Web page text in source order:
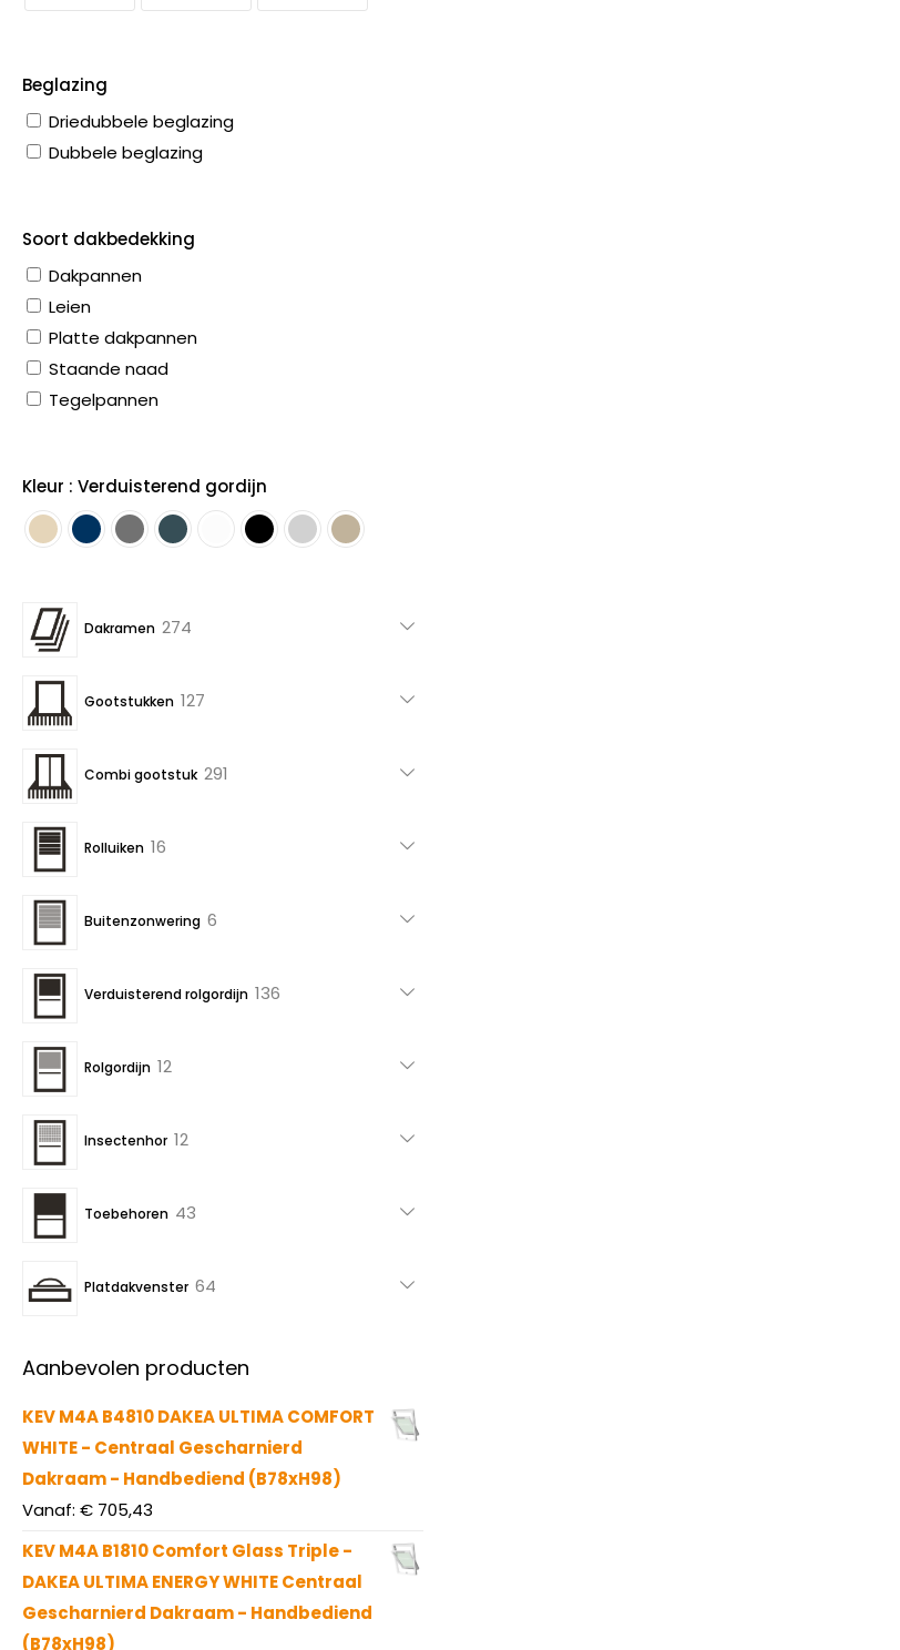
Beglazing
Driedubbele beglazing
Dubbele beglazing
Soort dakbedekking
Dakpannen
Leien
Platte dakpannen
Staande naad
Tegelpannen
Kleur : Verduisterend gordijn
Dakramen 274
Gootstukken 127
Combi gootstuk 291
Rolluiken 16
Buitenzonwering 6
Verduisterend rolgordijn 136
Rolgordijn 12
Insectenhor 12
Toebehoren 43
Platdakvenster 64
Aanbevolen producten
KEV M4A B4810 DAKEA ULTIMA COMFORT
WHITE - Centraal Gescharnierd
Dakraam - Handbediend (B78xH98)
Vanaf: € 705,43
KEV M4A B1810 Comfort Glass Triple -
DAKEA ULTIMA ENERGY WHITE Centraal
Gescharnierd Dakraam - Handbediend
(B78xH98)